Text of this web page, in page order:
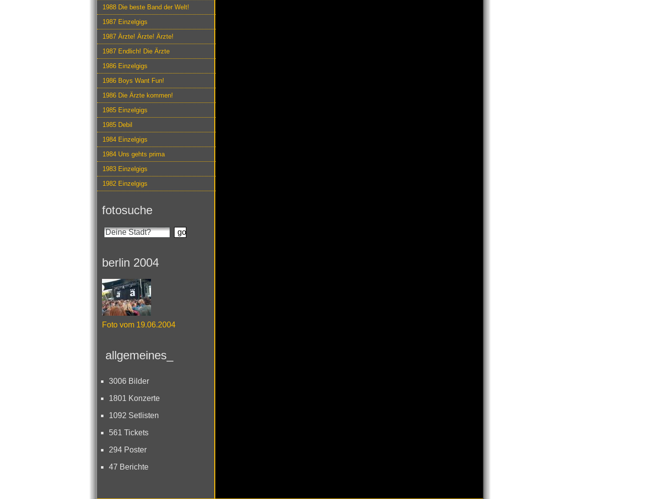
1988 Die beste Band der Welt!
1987 Einzelgigs
1987 Ärzte! Ärzte! Ärzte!
1987 Endlich! Die Ärzte
1986 Einzelgigs
1986 Boys Want Fun!
1986 Die Ärzte kommen!
1985 Einzelgigs
1985 Debil
1984 Einzelgigs
1984 Uns gehts prima
1983 Einzelgigs
1982 Einzelgigs
fotosuche
berlin 2004
Foto vom 19.06.2004
allgemeines_
3006 Bilder
1801 Konzerte
1092 Setlisten
561 Tickets
294 Poster
47 Berichte